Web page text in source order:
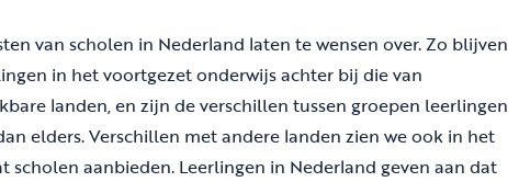
van scholen in Nederland laten te wensen over. Zo blijven
in het voortgezet onderwijs achter bij die van
landen, en zijn de verschillen tussen groepen leerlingen
elders. Verschillen met andere landen zien we ook in het
scholen aanbieden. Leerlingen in Nederland geven aan dat